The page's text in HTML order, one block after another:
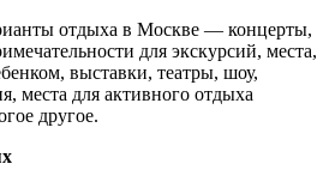
отдыха в Москве — концерты,
для экскурсий, места,
выставки, театры, шоу,
места для активного отдыха
другое.